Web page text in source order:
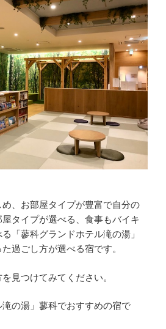
、お部屋タイプが豊富で自分の
タイプが選べる、食事もバイキ
「蓼科グランドホテル滝の湯」
過ごし方が選べる宿です。
見つけてみてください。
滝の湯」蓼科でおすすめの宿で